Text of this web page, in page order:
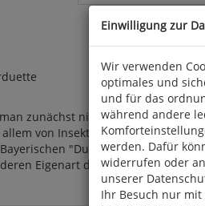
zunächst nicht an eine streng
von Insekten. Vielen
"Duckenterl" genannte
Eigenart des kleinen
Einwilligung zur
Wir verwenden
optimales und
und für das
während andere
werden. Dafür
widerrufen oder
unserer
Ihr Besuch nur